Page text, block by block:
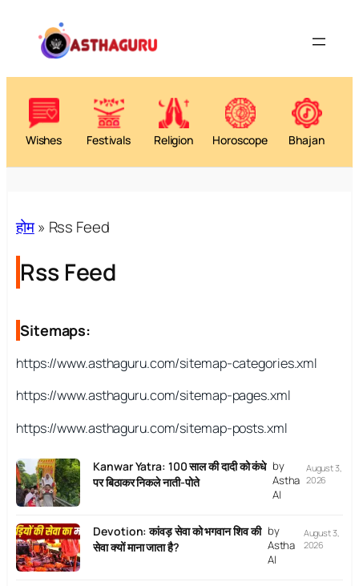
Wishes Festivals Religion Horoscope Bhajan
होम» Rss Feed
Rss Feed
Sitemaps:
https://www.asthaguru.com/sitemap-categories.xml
https://www.asthaguru.com/sitemap-pages.xml
https://www.asthaguru.com/sitemap-posts.xml
Kanwar Yatra: 100 साल की दादी को कंधे
पर बिठाकर निकले नाती-पोते
by
Astha
AI
August 3,
2026
Devotion: कांवड़ सेवा को भगवान शिव की
सेवा क्यों माना जाता है?
by
Astha
AI
August 3,
2026